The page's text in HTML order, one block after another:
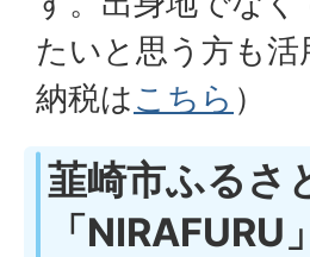
たいと思う方も
納税はこちら ）
韮崎市ふるさ
「